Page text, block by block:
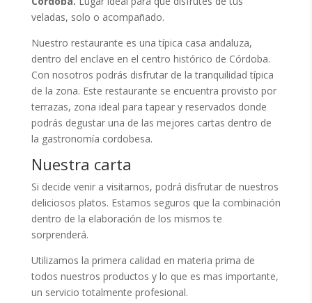
veladas, solo o acompañado.
Nuestro restaurante es una típica casa andaluza,
dentro del enclave en el centro histórico de Córdoba.
Con nosotros podrás disfrutar de la tranquilidad típica
de la zona. Este restaurante se encuentra provisto por
terrazas, zona ideal para tapear y reservados donde
podrás degustar una de las mejores cartas dentro de
la gastronomía cordobesa.
Nuestra carta
Si decide venir a visitarnos, podrá disfrutar de nuestros
deliciosos platos. Estamos seguros que la combinación
dentro de la elaboración de los mismos te
sorprenderá.
Utilizamos la primera calidad en materia prima de
todos nuestros productos y lo que es mas importante,
un servicio totalmente profesional.